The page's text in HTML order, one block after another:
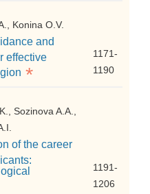
Konina O.V.
and
effective
*
1171-
1190
Sozinova A.A.,
of the career
1191-
1206